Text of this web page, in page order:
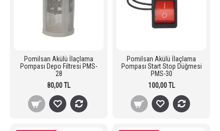
Pomilsan Akülü İlaçlama
Pompası Depo Filtresi PMS-
28
80,00 TL
Pomilsan Akülü İlaçlama
Pompası Start Stop Düğmesi
PMS-30
100,00 TL